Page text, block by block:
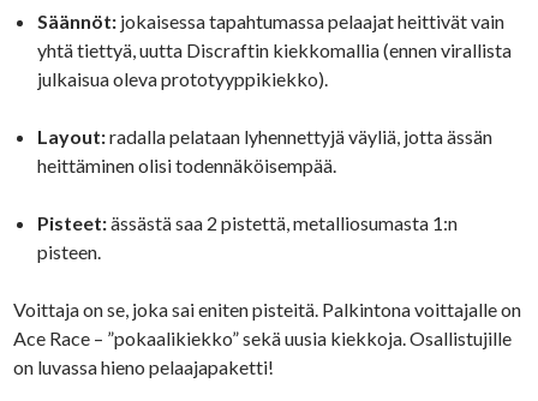
Säännöt: jokaisessa tapahtumassa pelaajat heittivät vain
yhtä tiettyä, uutta Discraftin kiekkomallia (ennen virallista
julkaisua oleva prototyyppikiekko).
Layout:radalla pelataan lyhennettyjä väyliä, jotta ässän
heittäminen olisi todennäköisempää.
Pisteet:ässästä saa 2 pistettä, metalliosumasta 1:n
pisteen.
Voittaja on se, joka sai eniten pisteitä. Palkintona voittajalle on
Ace Race – ”pokaalikiekko” sekä uusia kiekkoja. Osallistujille
on luvassa hieno pelaajapaketti!